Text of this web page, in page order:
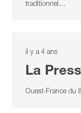
traditionnel…
il y a 4 ans
La
Ouest-France du